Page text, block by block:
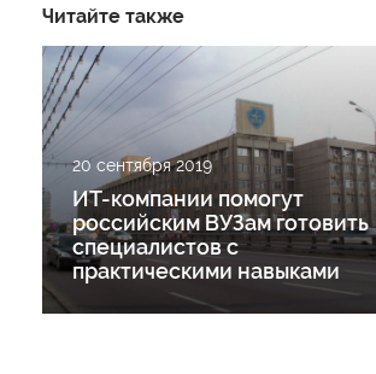
Читайте также
20 сентября 2019
ИТ-компании помогут
российским ВУЗам готовить
специалистов с
практическими навыками